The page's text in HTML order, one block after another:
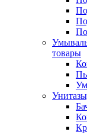
товары